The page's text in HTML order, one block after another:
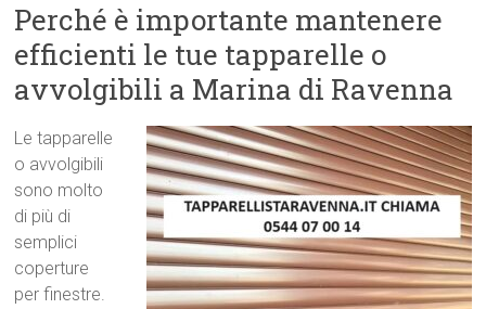
Perché è importante mantenere
efficienti le tue tapparelle o
avvolgibili a Marina di Ravenna
Le tapparelle
o avvolgibili
sono molto
di più di
semplici
coperture
per finestre.